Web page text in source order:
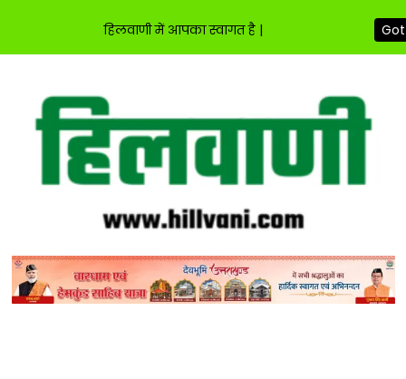
content
हिलवाणी में आपका स्वागत है |